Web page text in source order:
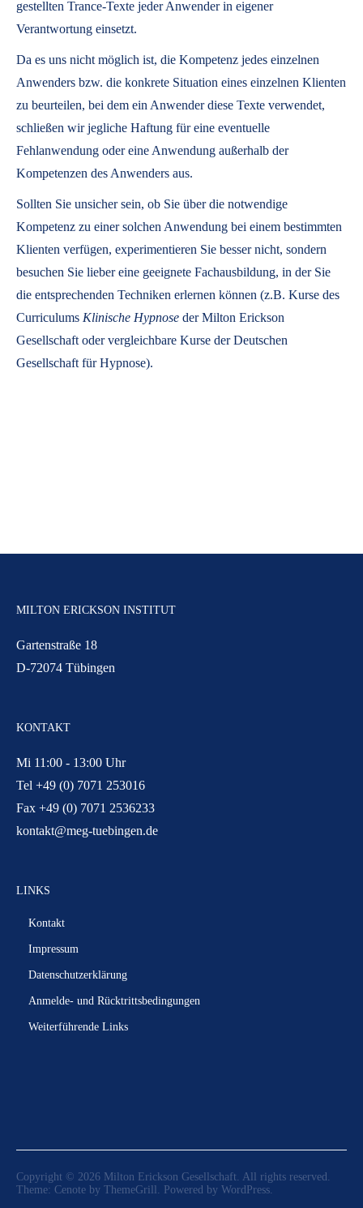
gestellten Trance-Texte jeder Anwender in eigener
Verantwortung einsetzt.
Da es uns nicht möglich ist, die Kompetenz jedes einzelnen
Anwenders bzw. die konkrete Situation eines einzelnen Klienten
zu beurteilen, bei dem ein Anwender diese Texte verwendet,
schließen wir jegliche Haftung für eine eventuelle
Fehlanwendung oder eine Anwendung außerhalb der
Kompetenzen des Anwenders aus.
Sollten Sie unsicher sein, ob Sie über die notwendige
Kompetenz zu einer solchen Anwendung bei einem bestimmten
Klienten verfügen, experimentieren Sie besser nicht, sondern
besuchen Sie lieber eine geeignete Fachausbildung, in der Sie
die entsprechenden Techniken erlernen können (z.B. Kurse des
Curriculums Klinische Hypnose der Milton Erickson
Gesellschaft oder vergleichbare Kurse der Deutschen
Gesellschaft für Hypnose).
MILTON ERICKSON INSTITUT
Gartenstraße 18
D-72074 Tübingen
KONTAKT
Mi 11:00 - 13:00 Uhr
Tel +49 (0) 7071 253016
Fax +49 (0) 7071 2536233
kontakt@meg-tuebingen.de
LINKS
Kontakt
Impressum
Datenschutzerklärung
Anmelde- und Rücktrittsbedingungen
Weiterführende Links
Copyright © 2026 Milton Erickson Gesellschaft. All rights reserved.
Theme: Cenote by ThemeGrill. Powered by WordPress.